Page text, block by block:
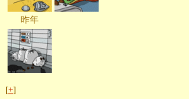
昨年
[+]